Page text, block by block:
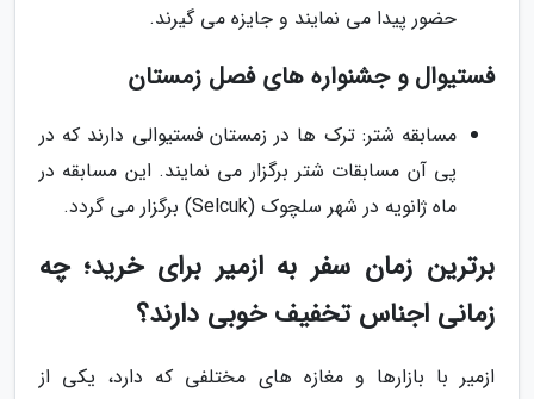
حضور پیدا می نمایند و جایزه می گیرند.
فستیوال و جشنواره های فصل زمستان
مسابقه شتر: ترک ها در زمستان فستیوالی دارند که در
پی آن مسابقات شتر برگزار می نمایند. این مسابقه در
ماه ژانویه در شهر سلچوک (Selcuk) برگزار می گردد.
برترین زمان سفر به ازمیر برای خرید؛ چه
زمانی اجناس تخفیف خوبی دارند؟
ازمیر با بازارها و مغازه های مختلفی که دارد، یکی از